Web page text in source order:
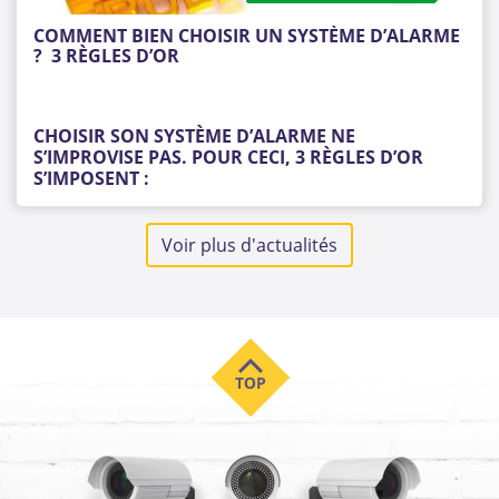
COMMENT BIEN CHOISIR UN SYSTÈME D’ALARME
?  3 RÈGLES D’OR
CHOISIR SON SYSTÈME D’ALARME NE
S’IMPROVISE PAS. POUR CECI, 3 RÈGLES D’OR
S’IMPOSENT :
1. Informez-vous
2. Comparez les solutions
Vous trouverez ci-après quelques repères qui,
nous l’espérons, vous guideront dans votre choix.
Voir plus d'actualités